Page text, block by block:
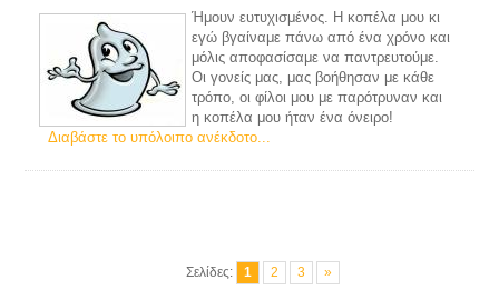
Ήμουν ευτυχισμένος. Η κοπέλα μου κι
εγώ βγαίναμε πάνω από ένα χρόνο και
μόλις αποφασίσαμε να παντρευτούμε.
Οι γονείς μας, μας βοήθησαν με κάθε
τρόπο, οι φίλοι μου με παρότρυναν και
η κοπέλα μου ήταν ένα όνειρο!
Διαβάστε το υπόλοιπο ανέκδοτο...
Σελίδες: 1 2 3 »